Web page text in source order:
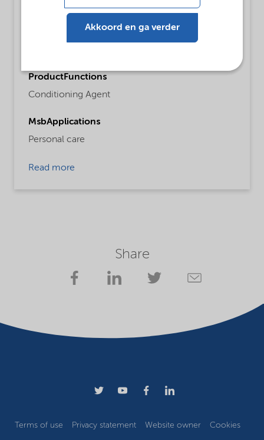
Light cationic conditioning polysaccharide with
ProductFunctions
Conditioning Agent
MsbApplications
Personal care
Read more
Share
Terms of use Privacy statement Website owner Cookies
Akkoord en ga verder